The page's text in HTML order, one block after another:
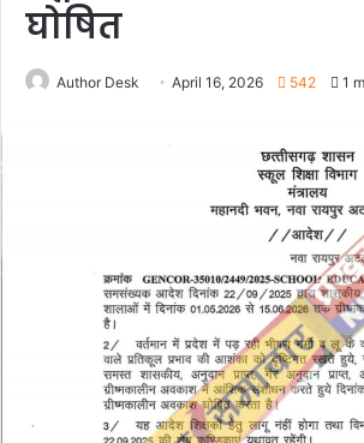
घोषित
Author Desk April 16, 2026 542 1